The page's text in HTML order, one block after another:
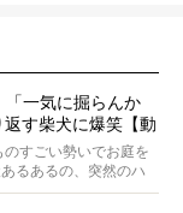
「一気に掘らんか
す柴犬に爆笑【動
すごい勢いでお庭を
るあるの、突然のハ